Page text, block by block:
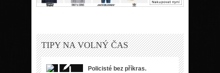
TIPY NA VOLNÝ ČAS
Policisté bez příkras.